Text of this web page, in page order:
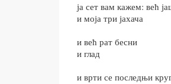
ја сет вам кажем: већ
и моја три јахача
и већ рат бесни
и глад
и врти се последњи